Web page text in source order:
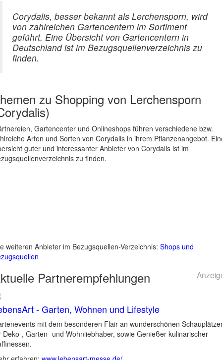
Corydalis, besser bekannt als Lerchensporn, wird
von zahlreichen Gartencentern im Sortiment
geführt. Eine Übersicht von Gartencentern in
Deutschland ist im Bezugsquellenverzeichnis zu
finden.
zu Shopping von Lerchensporn
Gartencenter und Onlineshops führen verschiedene bzw.
Arten und Sorten von Corydalis in ihrem Pflanzenangebot.
guter und interessanter Anbieter von Corydalis ist im
zu finden.
weiteren Anbieter im Bezugsquellen-Verzeichnis: Shops und
Partnerempfehlungen
- Garten, Wohnen und Lifestyle
mit dem besonderen Flair an wunderschönen
Deko-, Garten- und Wohnliebhaber, sowie Genießer kulinarischer